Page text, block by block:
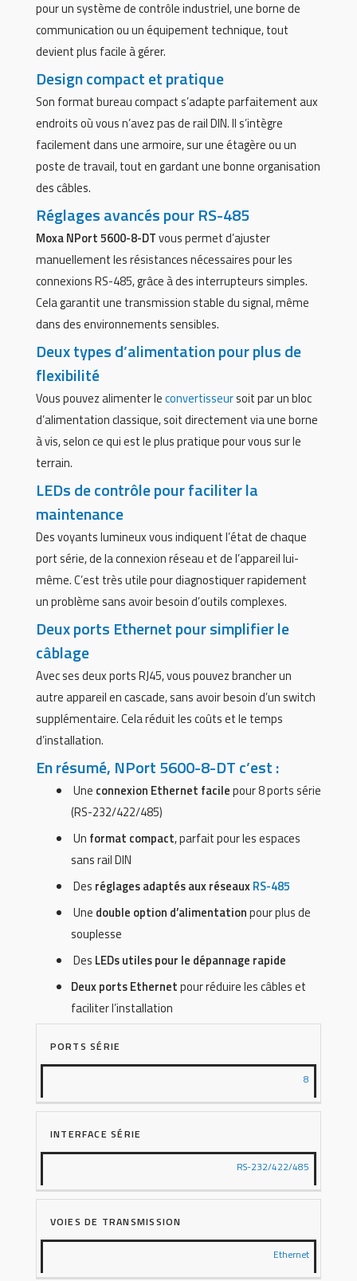
pour un système de contrôle industriel, une borne de
communication ou un équipement technique, tout
devient plus facile à gérer.
Design compact et pratique
Son format bureau compact s’adapte parfaitement aux
endroits où vous n’avez pas de rail DIN. Il s’intègre
facilement dans une armoire, sur une étagère ou un
poste de travail, tout en gardant une bonne organisation
des câbles.
Réglages avancés pour RS-485
Moxa NPort 5600-8-DTvous permet d’ajuster
manuellement les résistances nécessaires pour les
connexions RS-485, grâce à des interrupteurs simples.
Cela garantit une transmission stable du signal, même
dans des environnements sensibles.
Deux types d’alimentation pour plus de
flexibilité
Vous pouvez alimenter leconvertisseursoit par un bloc
d’alimentation classique, soit directement via une borne
à vis, selon ce qui est le plus pratique pour vous sur le
terrain.
LEDs de contrôle pour faciliter la
maintenance
Des voyants lumineux vous indiquent l’état de chaque
port série, de la connexion réseau et de l’appareil lui-
même. C’est très utile pour diagnostiquer rapidement
un problème sans avoir besoin d’outils complexes.
Deux ports Ethernet pour simplifier le
câblage
Avec ses deux ports RJ45, vous pouvez brancher un
autre appareil en cascade, sans avoir besoin d’un switch
supplémentaire. Cela réduit les coûts et le temps
d’installation.
En résumé, NPort 5600-8-DT c’est :
Une connexion Ethernet facilepour 8 ports série
(RS-232/422/485)
Un format compact, parfait pour les espaces
sans rail DIN
Des réglages adaptés aux réseauxRS-485
Une double option d’alimentationpour plus de
souplesse
Des LEDs utiles pour le dépannage rapide
Deux ports Ethernetpour réduire les câbles et
faciliter l’installation
PORTS SÉRIE
8
INTERFACE SÉRIE
RS-232/422/485
VOIES DE TRANSMISSION
Ethernet